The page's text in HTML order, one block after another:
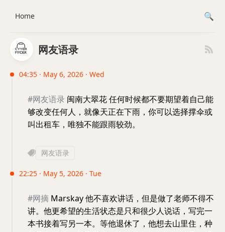
网友语录
04:35 · May 6, 2026 · Wed
#网友语录 闽南大翠花 任何时候都不要期望着自己能
够改变任何人，就像天正在下雨，你可以选择撑伞或
叫出租车，唯独不能跟雨较劲。
网友语录
22:25 · May 5, 2026 · Tue
#网摘 Marskay 他不喜欢讲话，但是做了老师不得不
讲。他更希望的生活状态是只和很少人说话，写完一
本书接着写另一本。等他退休了，他想去山里住，种
Home